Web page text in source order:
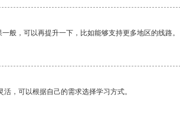
般，可以再提升一下，比如能够支持更多地区的线路。
，可以根据自己的需求选择学习方式。